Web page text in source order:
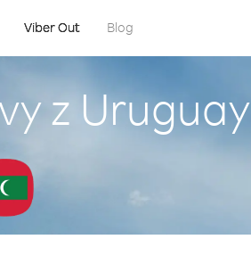
Viber Out Blog
z Uruguay